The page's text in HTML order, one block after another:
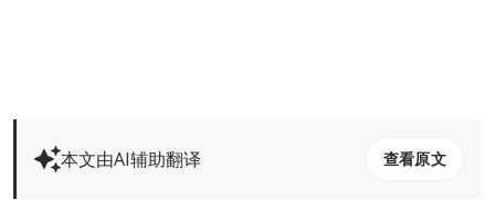
本文由AI辅助翻译 查看原文